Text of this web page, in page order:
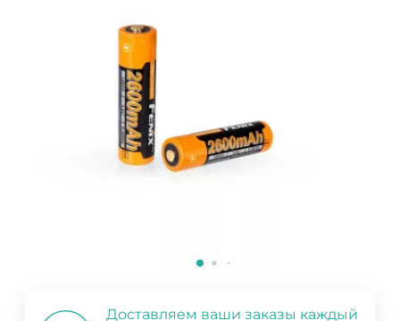
Доставляем ваши заказы каждый